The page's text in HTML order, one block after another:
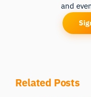
and
Related Posts